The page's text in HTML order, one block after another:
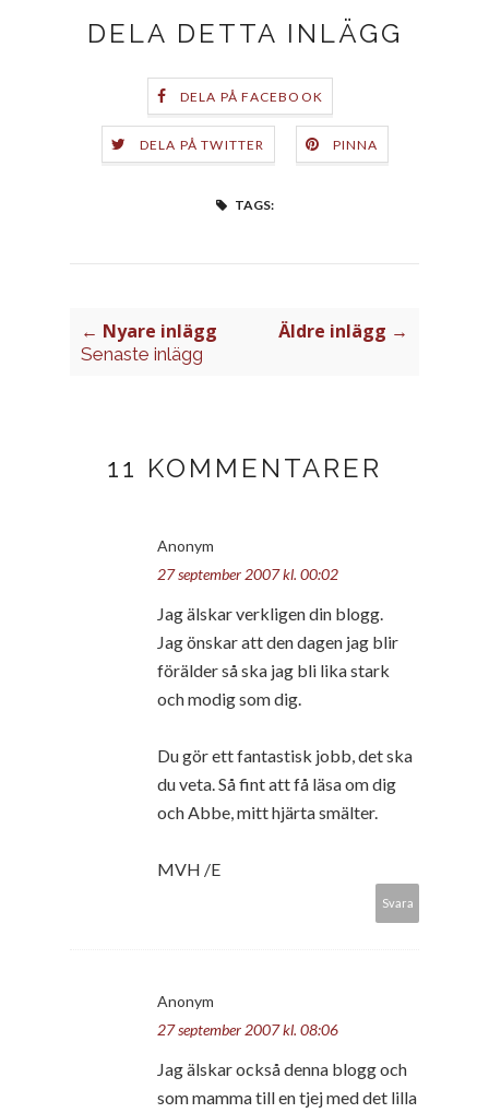
DELA DETTA INLÄGG
DELA PÅ FACEBOOK
DELA PÅ TWITTER PINNA
TAGS:
← Nyare inlägg
Senaste inlägg
Äldre inlägg →
11 KOMMENTARER
Anonym
27 september 2007 kl. 00:02
Jag älskar verkligen din blogg.
Jag önskar att den dagen jag blir
förälder så ska jag bli lika stark
och modig som dig.
Du gör ett fantastisk jobb, det ska
du veta. Så fint att få läsa om dig
och Abbe, mitt hjärta smälter.
MVH /E
Svara
Anonym
27 september 2007 kl. 08:06
Jag älskar också denna blogg och
som mamma till en tjej med det lilla